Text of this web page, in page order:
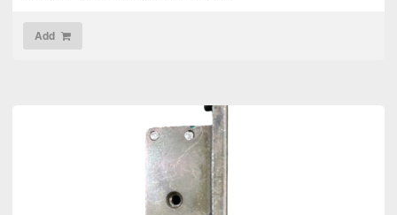
Add